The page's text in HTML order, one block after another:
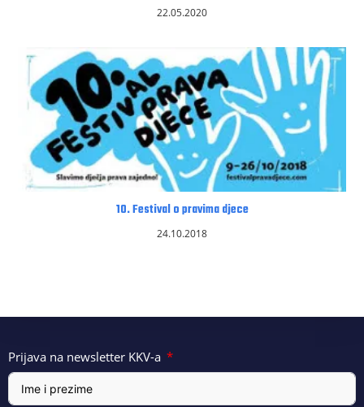
22.05.2020
10. Festival o pravima djece
24.10.2018
Prijava na newsletter KKV-a